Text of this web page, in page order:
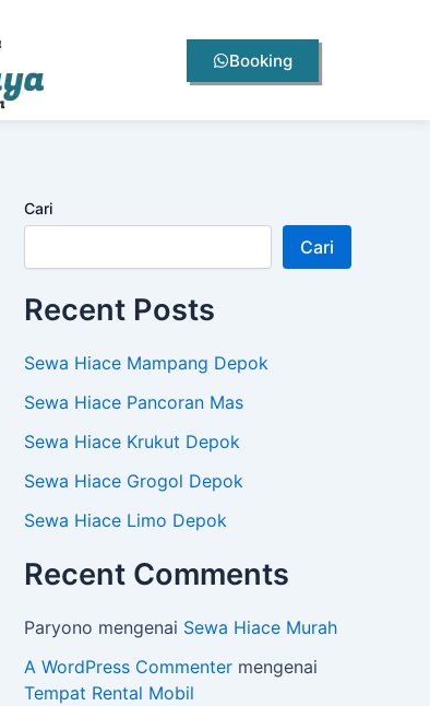
Booking
Cari
Cari
Recent Posts
Sewa Hiace Mampang Depok
Sewa Hiace Pancoran Mas
Sewa Hiace Krukut Depok
Sewa Hiace Grogol Depok
Sewa Hiace Limo Depok
Recent Comments
Paryono mengenai Sewa Hiace Murah
A WordPress Commenter mengenai
Tempat Rental Mobil